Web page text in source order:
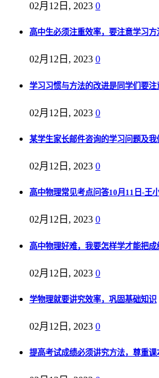
02月12日, 2023 0
高中生必须注重效率，要注意学习方
02月12日, 2023 0
学习习惯与方法的改进是同学们要注
02月12日, 2023 0
某学生家长邮件咨询的学习问题及我
02月12日, 2023 0
高中物理常见考点问答10月11日-王
02月12日, 2023 0
高中物理好难，我要怎样学才能把成
02月12日, 2023 0
学物理就要讲究效率，巩固基础知识
02月12日, 2023 0
提高考试成绩必须讲究方法，尊重课